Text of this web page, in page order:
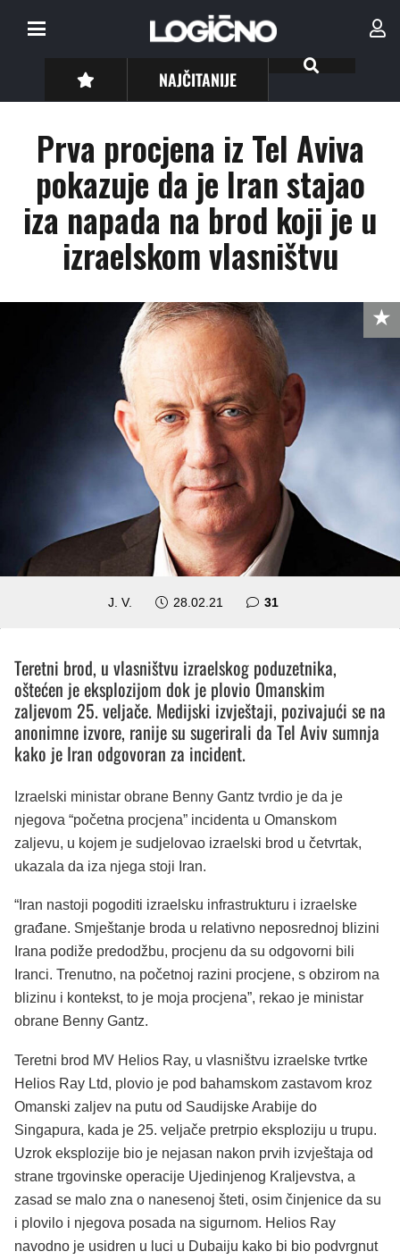
NAJČITANIJE
Prva procjena iz Tel Aviva
pokazuje da je Iran stajao
iza napada na brod koji je u
izraelskom vlasništvu
J. V. 28.02.21 31
Teretni brod, u vlasništvu izraelskog poduzetnika,
oštećen je eksplozijom dok je plovio Omanskim
zaljevom 25. veljače. Medijski izvještaji, pozivajući se na
anonimne izvore, ranije su sugerirali da Tel Aviv sumnja
kako je Iran odgovoran za incident.
Izraelski ministar obrane Benny Gantz tvrdio je da je
njegova “početna procjena” incidenta u Omanskom
zaljevu, u kojem je sudjelovao izraelski brod u četvrtak,
ukazala da iza njega stoji Iran.
“Iran nastoji pogoditi izraelsku infrastrukturu i izraelske
građane. Smještanje broda u relativno neposrednoj blizini
Irana podiže predodžbu, procjenu da su odgovorni bili
Iranci. Trenutno, na početnoj razini procjene, s obzirom na
blizinu i kontekst, to je moja procjena”, rekao je ministar
obrane Benny Gantz.
Teretni brod MV Helios Ray, u vlasništvu izraelske tvrtke
Helios Ray Ltd, plovio je pod bahamskom zastavom kroz
Omanski zaljev na putu od Saudijske Arabije do
Singapura, kada je 25. veljače pretrpio eksploziju u trupu.
Uzrok eksplozije bio je nejasan nakon prvih izvještaja od
strane trgovinske operacije Ujedinjenog Kraljevstva, a
zasad se malo zna o nanesenoj šteti, osim činjenice da su
i plovilo i njegova posada na sigurnom. Helios Ray
navodno je usidren u luci u Dubaiju kako bi bio podvrgnut